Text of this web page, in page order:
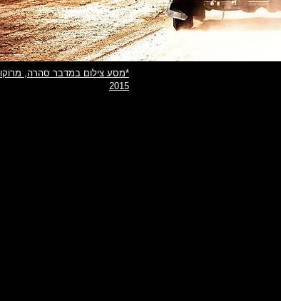
*מסע צילום במדבר סהרה, מרוקו
2015